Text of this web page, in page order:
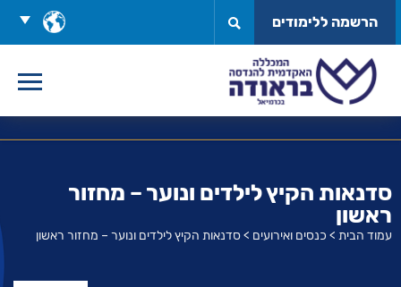
לתוכן
בחר
שפה
הרשמה ללימודים
סדנאות הקיץ לילדים ונוער – מחזור
ראשון
עמוד הבית > כנסים ואירועים >סדנאות הקיץ לילדים ונוער – מחזור ראשון